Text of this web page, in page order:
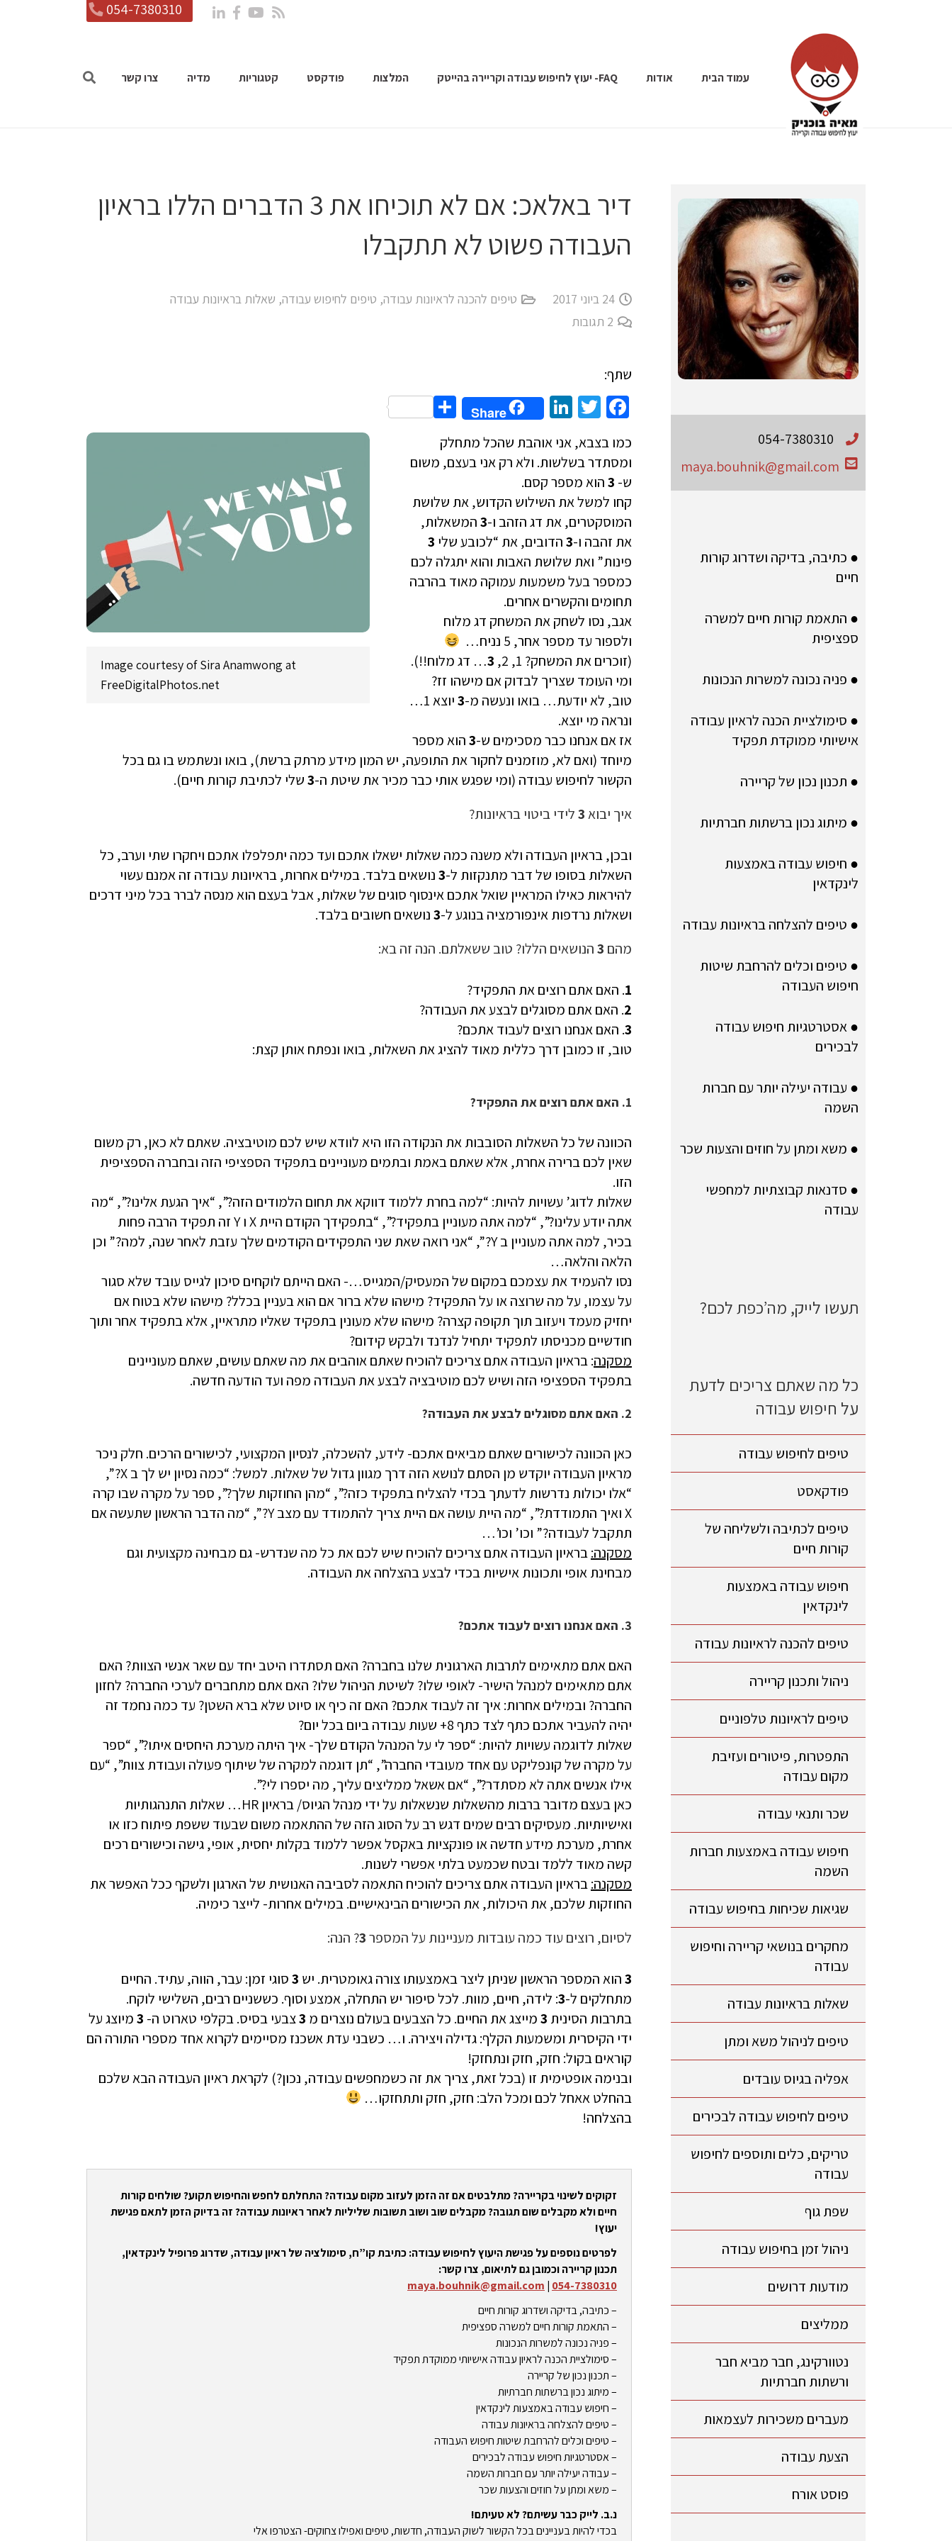
054-7380310
עמוד הבית אודות FAQ- יעוץ לחיפוש עבודה וקריירה בהייטק המלצות פודקסט קטגוריות מדיה צרו קשר
דיר באלאכ: אם לא תוכיחו את 3 הדברים הללו בראיון
העבודה פשוט לא תתקבלו
24 ביוני 2017 טיפים להכנה לראיונות עבודה, טיפים לחיפוש עבודה, שאלות בראיונות עבודה
2 תגובות
שתף:
Facebook
Twitter
LinkedIn
Share
Share
Image courtesy of Sira Anamwong at
FreeDigitalPhotos.net
כמו בצבא, אני אוהבת שהכל מתחלק
ומסתדר בשלשות. ולא רק אני בעצם, משום
ש- 3הוא מספר קסם.
קחו למשל את השילוש הקדוש, את שלושת
המוסקטרים, את דג הזהב ו-3המשאלות,
את זהבה ו-3הדובים, את “לכובע שלי 3
פינות” ואת שלושת האבות והוא יתגלה לכם
כמספר בעל משמעות עמוקה מאוד בהרבה
תחומים והקשרים אחרים.
אגב, נסו לשחק את המשחק דג מלוח
ולספור עד מספר אחר, 5 נניח…
(זוכרים את המשחק? 1, 2,
3… דג מלוח!!).
ומי העומד שצריך לבדוק אם מישהו זז?
טוב, לא יודעת… בואו ונעשה מ-3
יוצא 1…
ונראה מי יוצא.
אז אם אנחנו כבר מסכימים ש-3הוא מספר
מיוחד (ואם לא, מוזמנים לחקור את התופעה, יש המון מידע מרתק ברשת), בואו ונשתמש בו גם בכל
הקשור לחיפוש עבודה (ומי שפגש אותי כבר מכיר את שיטת ה-3שלי לכתיבת קורות חיים).
איך יבוא3לידי ביטוי בראיונות?
ובכן, בראיון העבודה ולא משנה כמה שאלות ישאלו אתכם ועד כמה יתפלפלו אתכם ויחקרו שתי וערב, כל
השאלות בסופו של דבר מתנקזות ל-3נושאים בלבד. במילים אחרות, בראיונות עבודה זה אמנם עשוי
להיראות כאילו המראיין שואל אתכם אינסוף סוגים של שאלות, אבל בעצם הוא מנסה לברר בכל מיני דרכים
ושאלות נרדפות אינפורמציה בנוגע ל-3נושאים חשובים בלבד.
מהם 3הנושאים הללו? טוב ששאלתם. הנה זה בא:
1. האם אתם רוצים את התפקיד?
2. האם אתם מסוגלים לבצע את העבודה?
3. האם אנחנו רוצים לעבוד אתכם?
טוב, זו כמובן דרך כללית מאוד להציג את השאלות, בואו ונפתח אותן קצת:
1. האם אתם רוצים את התפקיד?
הכוונה של כל השאלות הסובבות את הנקודה הזו היא לוודא שיש לכם מוטיבציה. שאתם לא כאן, רק משום
שאין לכם ברירה אחרת, אלא שאתם באמת ובתמים מעוניינים בתפקיד הספציפי הזה ובחברה הספציפית
הזו.
שאלות לדוג’ עשויות להיות: “למה בחרת ללמוד דווקא את תחום הלמודים הזה?”, “איך הגעת אלינו?”, “מה
אתה יודע עלינו?”, “למה אתה מעוניין בתפקיד?”, “בתפקידך הקודם היית X ו Y זה תפקיד הרבה פחות
בכיר, למה אתה מעוניין ב Y?”, “אני רואה שאת שני התפקידים הקודמים שלך עזבת לאחר שנה, למה?” וכן
הלאה והלאה…
נסו להעמיד את עצמכם במקום של המעסיק/המגייס…- האם הייתם לוקחים סיכון לגייס עובד שלא סגור
על עצמו, על מה שרוצה או על התפקיד? מישהו שלא ברור אם הוא בעניין בכלל? מישהו שלא בטוח אם
יחזיק מעמד ויעזוב תוך תקופה קצרה? מישהו שלא מעונין בתפקיד שאליו מתראיין, אלא בתפקיד אחר ותוך
חודשיים מכניסתו לתפקיד יתחיל לנדנד ולבקש קידום?
מסקנה: בראיון העבודה אתם צריכים להוכיח שאתם אוהבים את מה שאתם עושים, שאתם מעוניינים
בתפקיד הספציפי הזה ושיש לכם מוטיבציה לבצע את העבודה מפה ועד הודעה חדשה.
2. האם אתם מסוגלים לבצע את העבודה?
כאן הכוונה לכישורים שאתם מביאים אתכם- לידע, להשכלה, לנסיון המקצועי, לכישורים הרכים. חלק ניכר
מראיון העבודה יוקדש מן הסתם לנושא הזה דרך מגוון גדול של שאלות. למשל: “כמה נסיון יש לך ב X?”,
“אלו יכולות נדרשות לדעתך בכדי להצליח בתפקיד כזה?”, “מהן החוזקות שלך?”, ספר על מקרה שבו קרה
X ואיך התמודדת?”, “מה היית עושה אם היית צריך להתמודד עם מצב Y?”, “מה הדבר הראשון שתעשה אם
תתקבל לעבודה?” וכו’ וכו’…
מסקנה:בראיון העבודה אתם צריכים להוכיח שיש לכם את כל מה שנדרש- גם מבחינה מקצועית וגם
מבחינת אופי ותכונות אישיות בכדי לבצע בהצלחה את העבודה.
3. האם אנחנו רוצים לעבוד אתכם?
האם אתם מתאימים לתרבות הארגונית שלנו בחברה? האם תסתדרו היטב יחד עם שאר אנשי הצוות? האם
אתם מתאימים למנהל הישיר- לאופי שלו? לשיטת הניהול שלו? האם אתם מתחברים לערכי החברה? לחזון
החברה? ובמילים אחרות: איך זה לעבוד אתכם? האם זה כיף או סיוט שלא ברא השטן? עד כמה נחמד זה
יהיה להעביר אתכם כתף לצד כתף 8+ שעות עבודה ביום בכל יום?
שאלות לדוגמה עשויות להיות: “ספר לי על המנהל הקודם שלך- איך היתה מערכת היחסים איתו?”, “ספר
על מקרה של קונפליקט עם אחד מעובדי החברה”, “תן דוגמה למקרה של שיתוף פעולה ועבודת צוות”, “עם
אילו אנשים אתה לא מסתדר?”, “אם אשאל ממליצים עליך, מה יספרו לי?”.
כאן בעצם מדובר ברבות מהשאלות שנשאלות על ידי מנהל הגיוס/ בראיון HR… שאלות התנהגותיות
ואישיותיות. מעסיקים רבים שמים דגש רב על הסוג הזה של ההתאמה משום שבעוד ששפת פיתוח כזו או
אחרת, מערכת מידע חדשה או פונקציות באקסל אפשר ללמוד בקלות יחסית, אופי, גישה וכישורים רכים
קשה מאוד ללמד ובטח שכמעט בלתי אפשרי לשנות.
מסקנה:בראיון העבודה אתם צריכים להוכיח התאמה לסביבה האנושית של הארגון ולשקף ככל האפשר את
החוזקות שלכם, את היכולות, את הכישורים הבינאישיים. במילים אחרות- לייצר כימיה.
לסיום, רוצים עוד כמה עובדות מעניינות על המספר3? הנה:
3הוא המספר הראשון שניתן ליצר באמצעותו צורה גאומטרית. יש 3סוגי זמן: עבר, הווה, עתיד. החיים
מתחלקים ל-3: לידה, חיים, מוות. לכל סיפור יש התחלה, אמצע וסוף. כששניים רבים, השלישי לוקח.
בתרבות הסינית 3מייצג את החיים. כל הצבעים בעולם נוצרים מ 3צבעי בסיס. בקלפי טארוט ה- 3מיוצג על
ידי הקיסרית ומשמעות הקלף: גדילה ויצירה. ו… כשבני עדת אשכנז מסיימים לקרוא אחד מספרי התורה הם
קוראים בקול: חזק, חזק ונתחזק!
ובנימה אופטימית זו (בכל זאת, צריך את זה כשמחפשים עבודה, נכון?) לקראת ראיון העבודה הבא שלכם
בהחלט אאחל לכם ומכל הלב: חזק, חזק ותתחזקו…
בהצלחה!
זקוקים לשינוי בקריירה? מתלבטים אם זה הזמן לעזוב מקום עבודה? התחלתם לחפש והחיפוש תקוע? שולחים קורות
חיים ולא מקבלים שום תגובה? מקבלים שוב ושוב תשובות שליליות לאחר ראיונות עבודה? זה בדיוק הזמן לתאם פגישת
יעוץ!
לפרטים נוספים על פגישת היעוץ לחיפוש עבודה: כתיבת קו”ח, סימולציה של ראיון עבודה, שדרוג פרופיל לינקדאין,
תכנון קריירה וכמובן גם לתיאום, צרו קשר:
054-7380310
|
maya.bouhnik@gmail.com
– כתיבה, בדיקה ושדרוג קורות חיים
– התאמת קורות חיים למשרה ספציפית
– פניה נכונה למשרות הנכונות
– סימולציית הכנה לראיון עבודה אישיותי ממוקדת תפקיד
– תכנון נכון של קריירה
– מיתוג נכון ברשתות חברתיות
– חיפוש עבודה באמצעות לינקדאין
– טיפים להצלחה בראיונות עבודה
– טיפים וכלים להרחבת שיטות חיפוש העבודה
– אסטרטגיות חיפוש עבודה לבכירים
– עבודה יעילה יותר עם חברות השמה
– משא ומתן על חוזים והצעות שכר
נ.ב. לייק כבר עשיתם? לא טעיתם!
בכדי להיות בעניינים בכל הקשור לשוק העבודה, חדשות, טיפים ואפילו צחוקים- הצטרפו אלי
054-7380310
maya.bouhnik@gmail.com
● כתיבה, בדיקה ושדרוג קורות
חיים
● התאמת קורות חיים למשרה
ספציפית
● פניה נכונה למשרות הנכונות
● סימולציית הכנה לראיון עבודה
אישיותי ממוקדת תפקיד
● תכנון נכון של קריירה
● מיתוג נכון ברשתות חברתיות
● חיפוש עבודה באמצעות
לינקדאין
● טיפים להצלחה בראיונות עבודה
● טיפים וכלים להרחבת שיטות
חיפוש העבודה
● אסטרטגיות חיפוש עבודה
לבכירים
● עבודה יעילה יותר עם חברות
השמה
● משא ומתן על חוזים והצעות שכר
● סדנאות קבוצתיות למחפשי
עבודה
תעשו לייק, מה’כפת לכם?
כל מה שאתם צריכים לדעת
על חיפוש עבודה
טיפים לחיפוש עבודה
פודקאסט
טיפים לכתיבה ולשליחה של
קורות חיים
חיפוש עבודה באמצעות
לינקדאין
טיפים להכנה לראיונות עבודה
ניהול ותכנון קריירה
טיפים לראיונות טלפוניים
התפטרות, פיטורים ועזיבת
מקום עבודה
שכר ותנאי עבודה
חיפוש עבודה באמצעות חברות
השמה
שגיאות שכיחות בחיפוש עבודה
מחקרים בנושאי קריירה וחיפוש
עבודה
שאלות בראיונות עבודה
טיפים לניהול משא ומתן
אפליה בגיוס עובדים
טיפים לחיפוש עבודה לבכירים
טריקים, כלים ותוספים לחיפוש
עבודה
שפת גוף
ניהול זמן בחיפוש עבודה
מודעות דרושים
ממליצים
נטוורקינג, חבר מביא חבר
ורשתות חברתיות
מעברים משכירות לעצמאות
הצעת עבודה
פוסט אורח